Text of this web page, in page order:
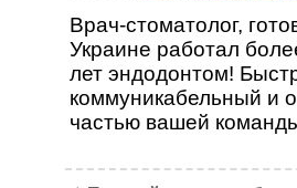
Врач-стоматолог,
Украине работал
лет эндодонтом!
коммуникабельный и
частью вашей